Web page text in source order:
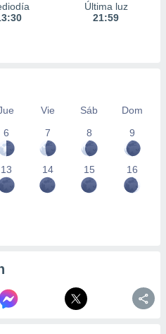
Última luz
21:59
Vie Sáb
Dom
6
7 8 9
13 14 15 16